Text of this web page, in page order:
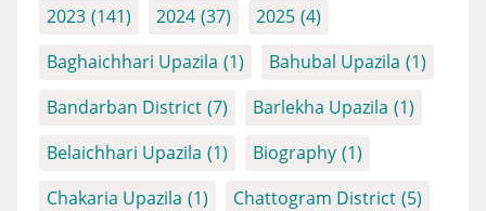
2023 (141) 2024 (37) 2025 (4)
Baghaichhari Upazila (1) Bahubal Upazila (1)
Bandarban District (7) Barlekha Upazila (1)
Belaichhari Upazila (1) Biography (1)
Chakaria Upazila (1) Chattogram District (5)